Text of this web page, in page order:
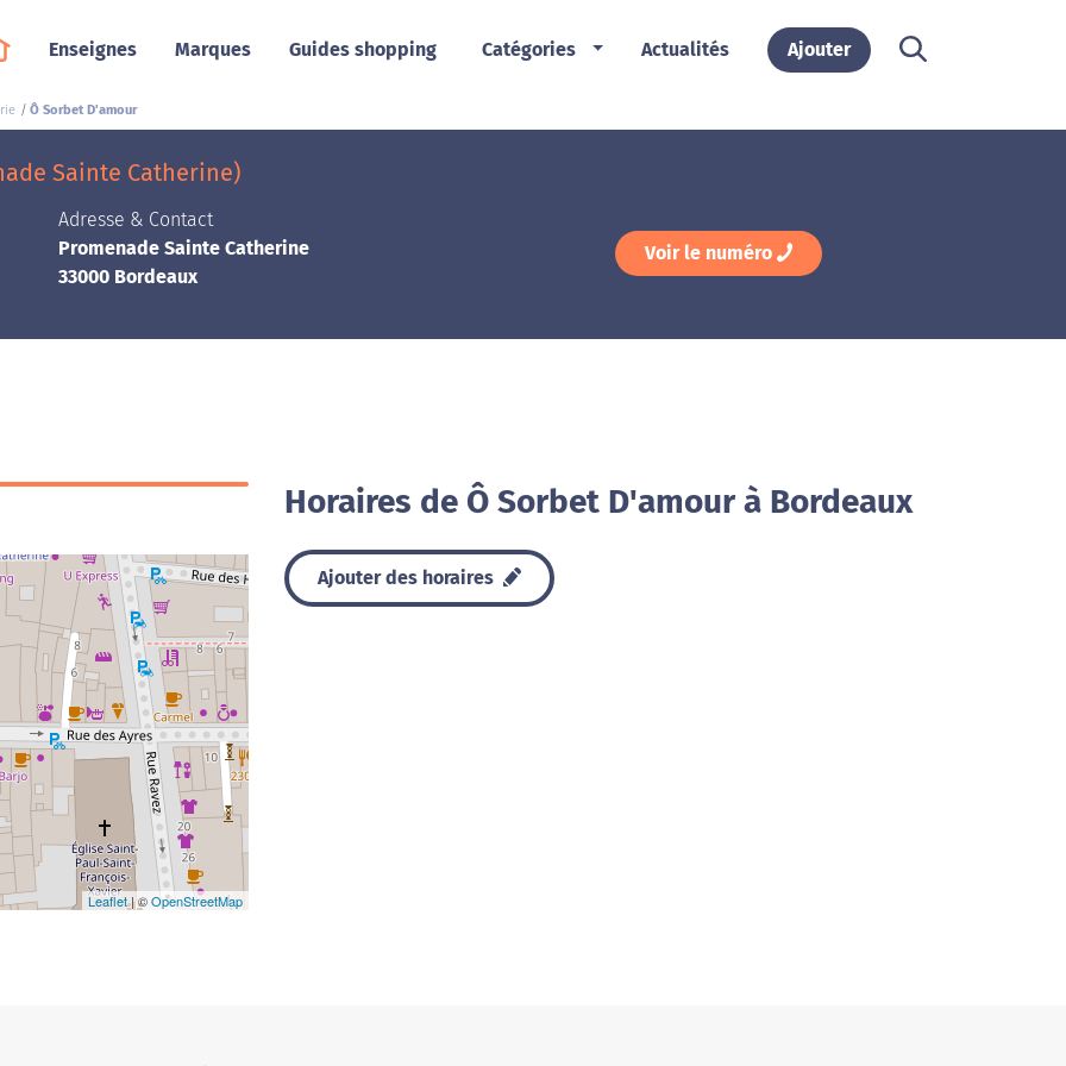
Enseignes Marques Guides shopping Catégories Actualités Ajouter
Ô Sorbet D'amour
Sainte Catherine)
Adresse & Contact
Promenade Sainte Catherine
33000 Bordeaux
Voir le numéro
Leaflet| ©OpenStreetMap
Horaires de Ô Sorbet D'amour à Bordeaux
Ajouter des horaires